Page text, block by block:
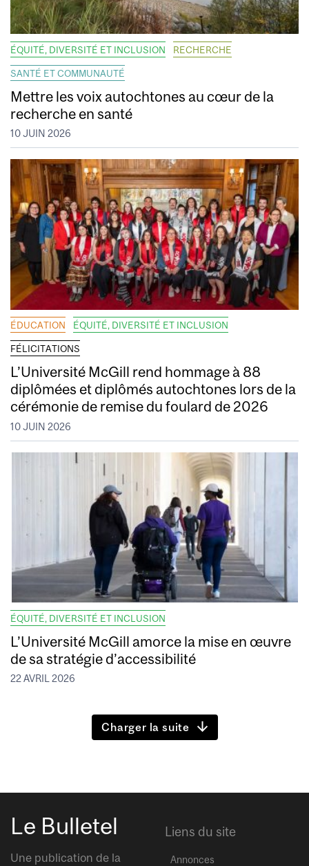
ÉQUITÉ, DIVERSITÉ ET INCLUSION RECHERCHE
SANTÉ ET COMMUNAUTÉ
Mettre les voix autochtones au cœur de la
recherche en santé
10 JUIN 2026
ÉDUCATION ÉQUITÉ, DIVERSITÉ ET INCLUSION
FÉLICITATIONS
L’Université McGill rend hommage à 88
diplômées et diplômés autochtones lors de la
cérémonie de remise du foulard de 2026
10 JUIN 2026
ÉQUITÉ, DIVERSITÉ ET INCLUSION
L’Université McGill amorce la mise en œuvre
de sa stratégie d’accessibilité
22 AVRIL 2026
Charger la suite
Le Bulletel
Une publication de la
Liens du site
Annonces